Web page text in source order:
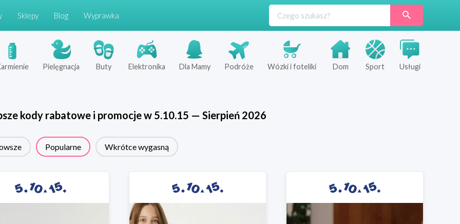
Sklepy Blog Wyprawka
Pielęgnacja Buty Elektronika Dla Mamy Podróże Wózki i foteliki Dom Sport Usługi
kody rabatowe i promocje w 5.10.15 — Sierpień 2026
Popularne Wkrótce wygasną